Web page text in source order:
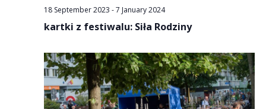
18 September 2023 -7 January 2024
kartki z festiwalu: Siła Rodziny